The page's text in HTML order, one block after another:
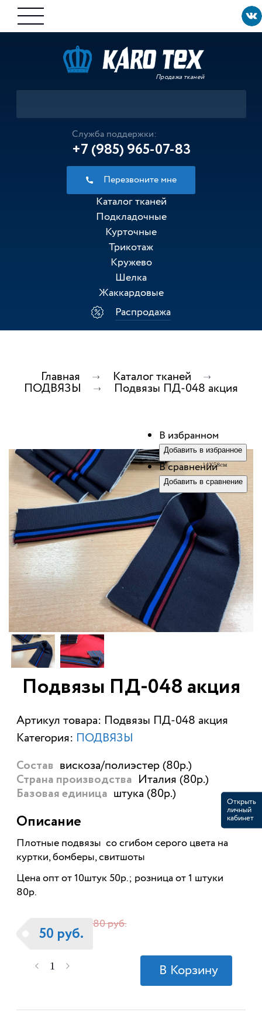
Продажа тканей
Служба поддержки:
+7 (985) 965-07-83
Перезвоните мне
Каталог тканей
Подкладочные
Курточные
Трикотаж
Кружево
Шелка
Жаккардовые
Распродажа
Главная Каталог тканей
ПОДВЯЗЫ Подвязы ПД-048 акция
Подвязы ПД-048 акция
Артикул товара: Подвязы ПД-048 акция
Категория: ПОДВЯЗЫ
Состав вискоза/полиэстер (80р.)
Страна производства Италия (80р.)
Базовая единица штука (80р.)
Описание
Плотные подвязы со сгибом серого цвета на
куртки, бомберы, свитшоты
Цена опт от 10штук 50р.; розница от 1 штуки
80р.
80 руб.
50 руб.
В избранном
Добавить в избранное
В сравнении
Добавить в сравнение
Открыть
личный
кабинет